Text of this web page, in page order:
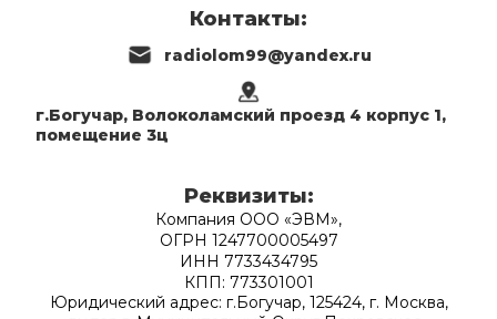
Контакты:
radiolom99@yandex.ru
г.Богучар, Волоколамский проезд 4 корпус 1,
помещение 3ц
Реквизиты:
Компания ООО «ЭВМ»,
ОГРН 1247700005497
ИНН 7733434795
КПП: 773301001
Юридический адрес: г.Богучар, 125424, г. Москва,